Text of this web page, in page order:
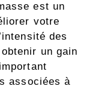
est un
votre
des
un gain
associées à